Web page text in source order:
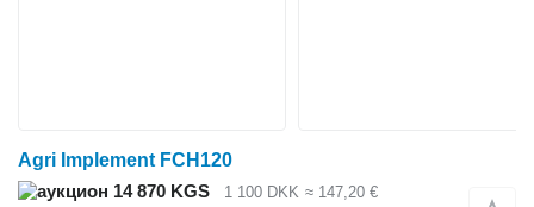
Agri Implement FCH120
14 870 KGS
1 100 DKK ≈ 147,20 €